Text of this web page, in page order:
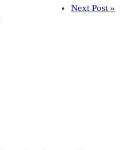
Next Post »